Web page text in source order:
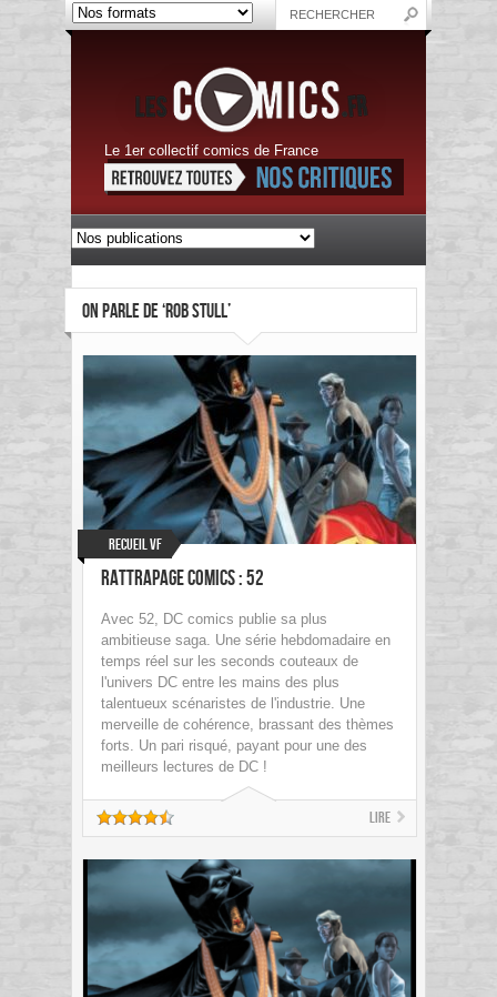
Le 1er collectif comics de France
ON PARLE DE ‘ROB STULL’
Recueil VF
Rattrapage Comics : 52
Avec 52, DC comics publie sa plus
ambitieuse saga. Une série hebdomadaire en
temps réel sur les seconds couteaux de
l'univers DC entre les mains des plus
talentueux scénaristes de l'industrie. Une
merveille de cohérence, brassant des thèmes
forts. Un pari risqué, payant pour une des
meilleurs lectures de DC !
Lire